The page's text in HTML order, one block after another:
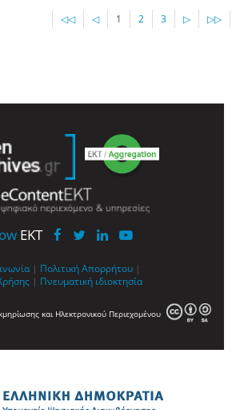
◁◁ ◁ 1 2 3 ▷ ▷▷
EKT
| Πολιτική Απορρήτου |
| Πνευματική ιδιοκτησία
και Ηλεκτρονικού Περιεχομένου